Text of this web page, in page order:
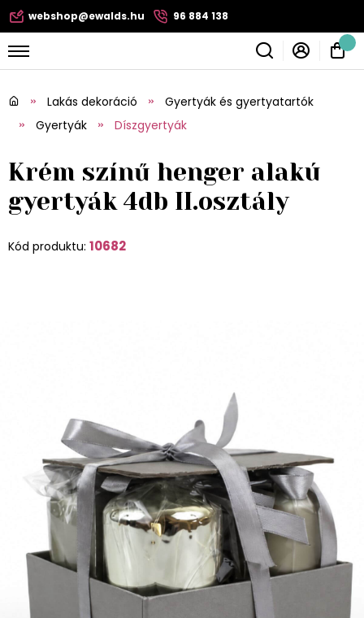
webshop@ewalds.hu 96 884 138
Lakás dekoráció
Gyertyák és gyertyatartók
Gyertyák
Díszgyertyák
Krém színű henger alakú
gyertyák 4db II.osztály
Kód produktu: 10682